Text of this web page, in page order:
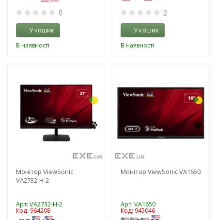
0
У кошик
В наявності
0
У кошик
В наявності
Монітор ViewSonic
VA2732-H-2
Арт: VA2732-H-2
Код: 964208
Монітор ViewSonic VA1650
Арт: VA1650
Код: 945046